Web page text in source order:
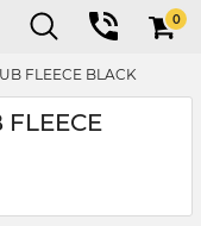
0
FLEECE BLACK
FLEECE